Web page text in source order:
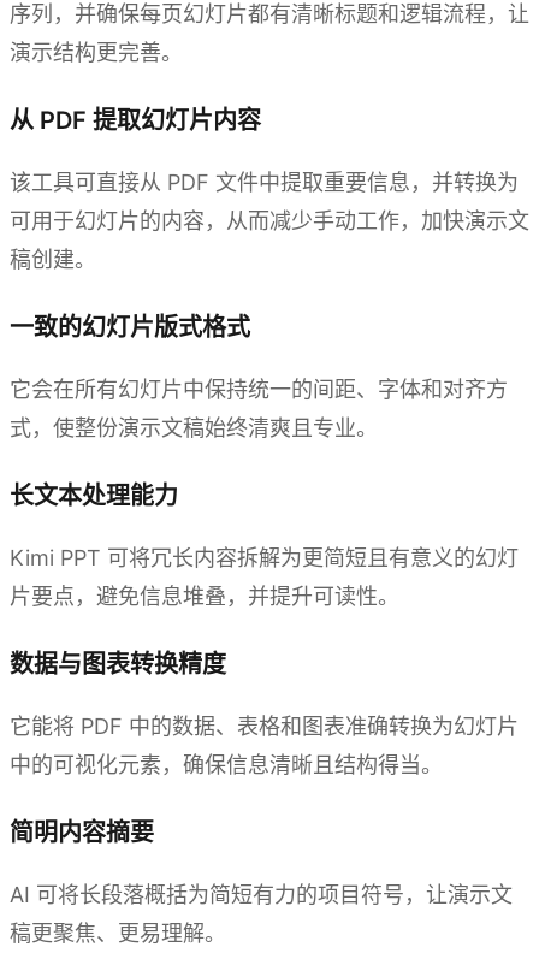
序列，并确保每页幻灯片都有清晰标题和逻辑流程，让
演示结构更完善。
从 PDF 提取幻灯片内容
该工具可直接从 PDF 文件中提取重要信息，并转换为
可用于幻灯片的内容，从而减少手动工作，加快演示文
稿创建。
一致的幻灯片版式格式
它会在所有幻灯片中保持统一的间距、字体和对齐方
式，使整份演示文稿始终清爽且专业。
长文本处理能力
Kimi PPT 可将冗长内容拆解为更简短且有意义的幻灯
片要点，避免信息堆叠，并提升可读性。
数据与图表转换精度
它能将 PDF 中的数据、表格和图表准确转换为幻灯片
中的可视化元素，确保信息清晰且结构得当。
简明内容摘要
AI 可将长段落概括为简短有力的项目符号，让演示文
稿更聚焦、更易理解。